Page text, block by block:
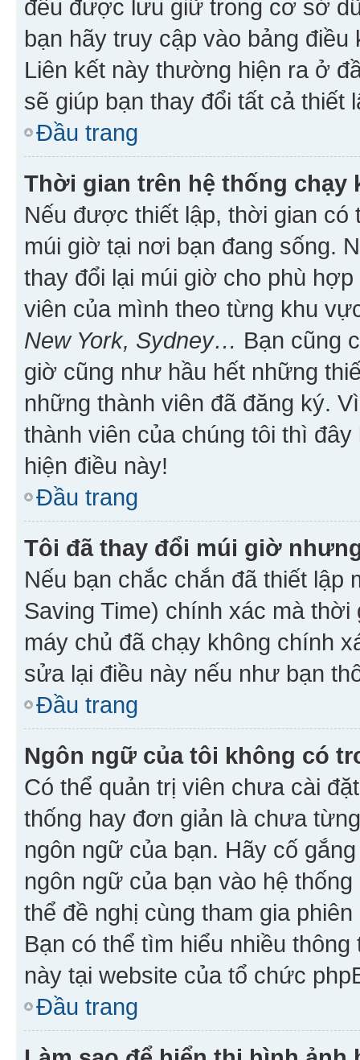
đều được lưu giữ trong cơ sở
bạn hãy truy cập vào bảng
Liên kết này thường hiện ra ở
sẽ giúp bạn thay đổi tất cả thiết
Đầu trang
Thời gian trên hệ thống chạy
Nếu được thiết lập, thời gian
múi giờ tại nơi bạn đang sống.
thay đổi lại múi giờ cho phù
viên của mình theo từng khu
New York, Sydney… Bạn cũng
giờ cũng như hầu hết những
những thành viên đã đăng ký.
thành viên của chúng tôi thì
hiện điều này!
Đầu trang
Tôi đã thay đổi múi giờ
Nếu bạn chắc chắn đã thiết lập
Saving Time) chính xác mà
máy chủ đã chạy không chính
sửa lại điều này nếu như bạn
Đầu trang
Ngôn ngữ của tôi không có
Có thể quản trị viên chưa cài
thống hay đơn giản là chưa
ngôn ngữ của bạn. Hãy cố
ngôn ngữ của bạn vào hệ
thể đề nghị cùng tham gia
Bạn có thể tìm hiểu nhiều
này tại website của tổ chức
Đầu trang